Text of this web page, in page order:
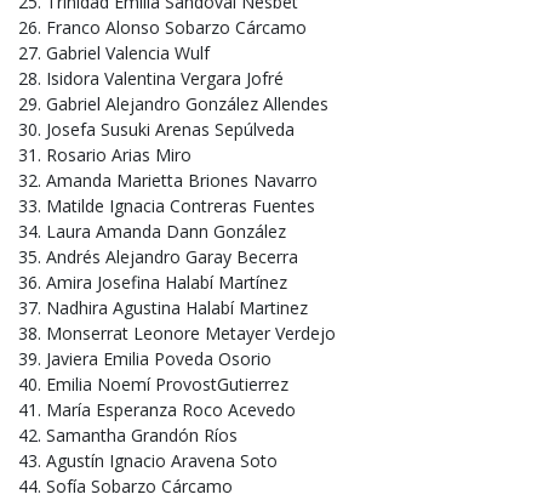
Franco Alonso Sobarzo Cárcamo
Gabriel Valencia Wulf
Isidora Valentina Vergara Jofré
Gabriel Alejandro González Allendes
Josefa Susuki Arenas Sepúlveda
Rosario Arias Miro
Amanda Marietta Briones Navarro
Matilde Ignacia Contreras Fuentes
Laura Amanda Dann González
Andrés Alejandro Garay Becerra
Amira Josefina Halabí Martínez
Nadhira Agustina Halabí Martinez
Monserrat Leonore Metayer Verdejo
Javiera Emilia Poveda Osorio
Emilia Noemí ProvostGutierrez
María Esperanza Roco Acevedo
Samantha Grandón Ríos
Agustín Ignacio Aravena Soto
Sofía Sobarzo Cárcamo